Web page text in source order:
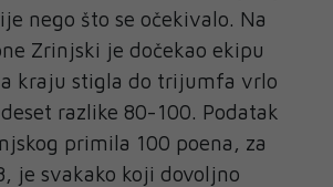
nego što se očekivalo. Na
Zrinjski je dočekao ekipu
kraju stigla do trijumfa vrlo
razlike 80-100. Podatak
primila 100 poena, za
je svakako koji dovoljno